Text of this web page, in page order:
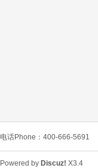
电话Phone：400-666-5691
Powered by Discuz! X3.4